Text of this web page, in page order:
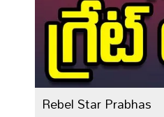
Rebel Star Prabhas